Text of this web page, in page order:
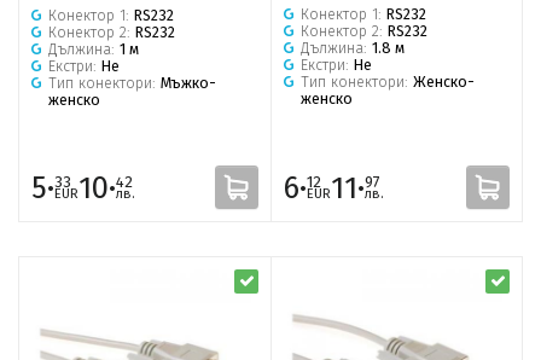
Конектор 1: RS232
Конектор 2: RS232
Дължина: 1 м
Екстри: Не
Тип конектори: Мъжко-
женско
5·33
EUR10·42
лв.
Конектор 1: RS232
Конектор 2: RS232
Дължина: 1.8 м
Екстри: Не
Тип конектори: Женско-
женско
6·12
EUR11·97
лв.